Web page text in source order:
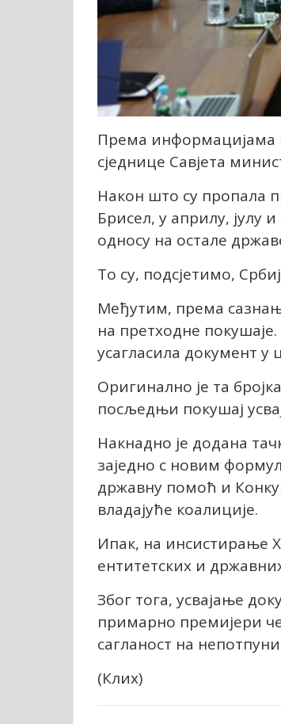
Према информацијама
сједнице Савјета
Након што су пропала
Брисел, у априлу, јулу
односу на остале
То су, подсјетимо,
Међутим, према
на претходне
усагласила документ у
Оригинално је та
посљедњи покушај
Накнадно је додана
заједно с новим
државну помоћ и
владајуће коалиције.
Ипак, на инсистирање
ентитетских и
Због тога, усвајање
примарно премијери
сагланост на
(Клиx)